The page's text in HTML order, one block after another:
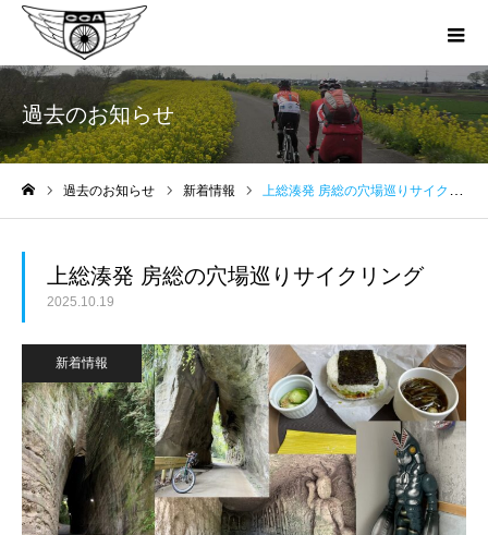
過去のお知らせ
過去のお知らせ 新着情報 上総湊発 房総の穴場巡りサイクリング
上総湊発 房総の穴場巡りサイクリング
2025.10.19
新着情報